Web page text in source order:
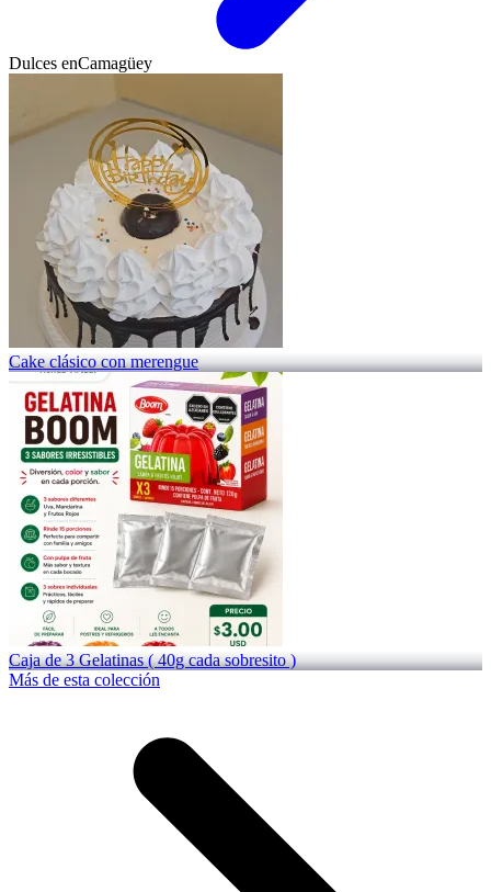
Dulces enCamagüey
Cake clásico con merengue
Caja de 3 Gelatinas ( 40g cada sobresito )
Más de esta colección